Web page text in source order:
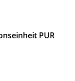
PUR